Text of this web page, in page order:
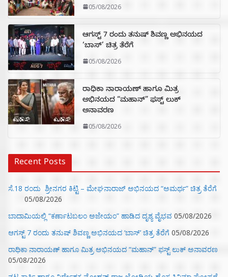
05/08/2026
ಆಗಸ್ಟ್ 7 ರಂದು ತನುಷ್ ಶಿವಣ್ಣ ಅಭಿನಯದ
‘ಬಾಸ್’ ಚಿತ್ರ ತೆರೆಗೆ
05/08/2026
ರಾಧಿಕಾ ನಾರಾಯಣ್ ಹಾಗೂ ಮಿತ್ರ
ಅಭಿನಯದ “ಮಹಾನ್” ಫಸ್ಟ್ ಲುಕ್
ಅನಾವರಣ
05/08/2026
Recent Posts
ಸೆ.18 ರಂದು ಶ್ರೀನಗರ ಕಿಟ್ಟಿ – ಮೇಘನಾರಾಜ್ ಅಭಿನಯದ “ಅಮರ್ಥ” ಚಿತ್ರ ತೆರೆಗೆ
05/08/2026
ಬಾದಾಮಿಯಲ್ಲಿ “ಕರ್ಣಾಟಬಲಂ ಅಜೇಯಂ” ಹಾಡಿದ ದೃಶ್ಯ ವೈಭವ 05/08/2026
ಆಗಸ್ಟ್ 7 ರಂದು ತನುಷ್ ಶಿವಣ್ಣ ಅಭಿನಯದ ‘ಬಾಸ್’ ಚಿತ್ರ ತೆರೆಗೆ 05/08/2026
ರಾಧಿಕಾ ನಾರಾಯಣ್ ಹಾಗೂ ಮಿತ್ರ ಅಭಿನಯದ “ಮಹಾನ್” ಫಸ್ಟ್ ಲುಕ್ ಅನಾವರಣ
05/08/2026